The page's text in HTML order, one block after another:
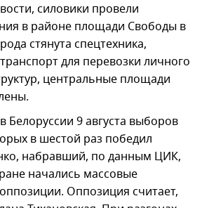
силовики провели
в районе площади Свободы в
стянута спецтехника,
для перевозки личного
центральные площади
9 августа выборов
в шестой раз победил
набравший, по данным ЦИК,
начались массовые
Оппозиция считает,